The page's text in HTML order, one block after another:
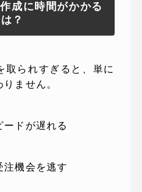
成に時間がかかる
？
取られすぎると、単に
ません。
ードが遅れる
注機会を逃す